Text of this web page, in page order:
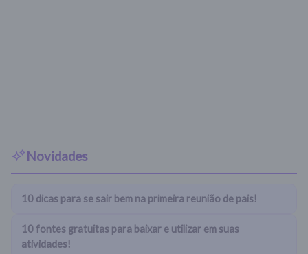
Novidades
10 dicas para se sair bem na primeira reunião de pais!
10 fontes gratuitas para baixar e utilizar em suas
atividades!